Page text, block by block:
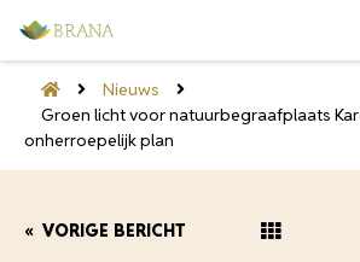
Nieuws
Groen licht voor natuurbegraafplaats
onherroepelijk plan
« VORIGE BERICHT